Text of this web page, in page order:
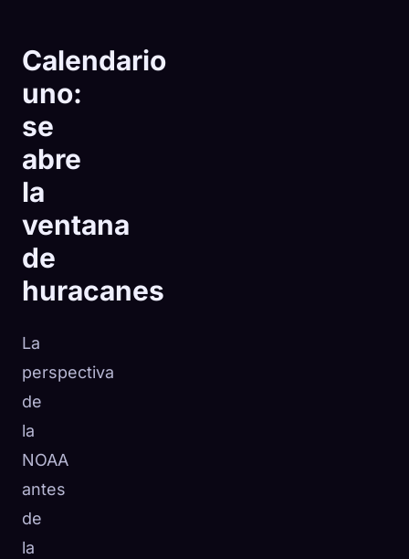
Calendario
uno:
se
abre
la
ventana
de
huracanes
La
perspectiva
de
la
NOAA
antes
de
la